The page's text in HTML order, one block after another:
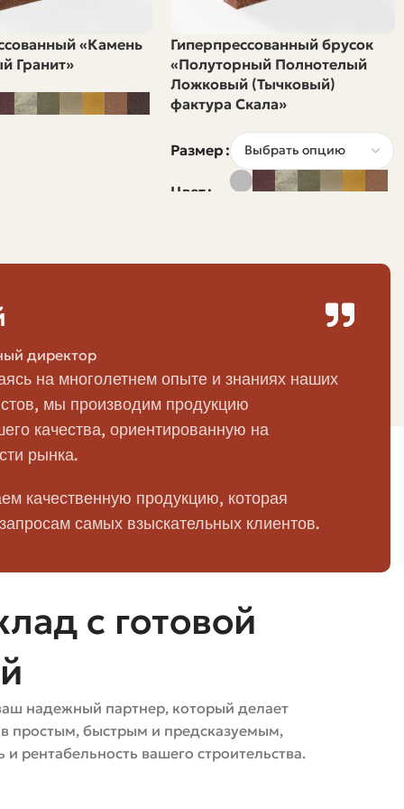
добавлением шамота. Характерен хорошей
в промышленных печах и там, где требуется
в конструкциях с особой теплоёмкостью или
рублях. Я даю оценки как ориентир; точную
для облицовки и стен.
для топочной камеры; диапазон зависит от
«Камень
Гранит»
Гиперпрессованный брусок
«Полуторный Полнотелый
Ложковый (Тычковый)
фактура Скала»
Размер
Цвет
директор
на многолетнем опыте и знаниях наших
мы производим продукцию
качества, ориентированную на
рынка.
качественную продукцию, которая
самых взыскательных клиентов.
с готовой
надежный партнер, который делает
простым, быстрым и предсказуемым,
рентабельность вашего строительства.